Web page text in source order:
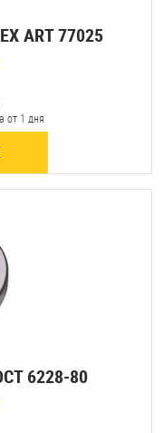
ART 77025
от 1 дня
6228-80